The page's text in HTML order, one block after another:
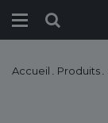
Accueil Produits